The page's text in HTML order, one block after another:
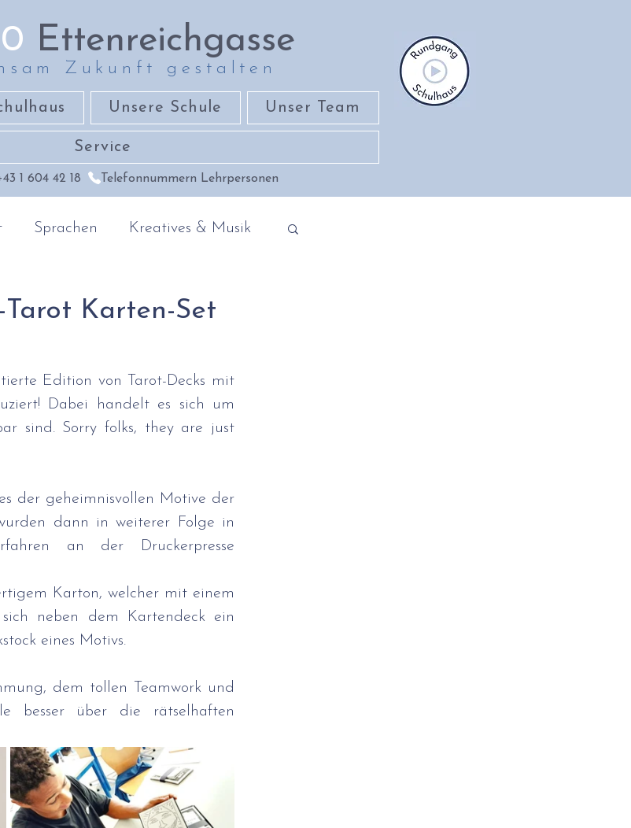
Ettenreichgasse
Zukunft gestalten
Unsere Schule Unser Team
Service
1 604 42 18 Telefonnummern Lehrpersonen
Sprachen Kreatives & Musik
Berufsorientierung
Tarot Karten-Set
Edition von Tarot-Decks mit
Dabei handelt es sich um
sind. Sorry folks, they are just
dann in weiterer Folge in
an der Druckerpresse
Karton, welcher mit einem
neben dem Kartendeck ein
eines Motivs.
dem tollen Teamwork und
besser über die rätselhaften